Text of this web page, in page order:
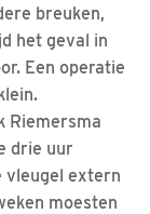
breuken,
het geval in
Een operatie
Riemersma
drie uur
vleugel extern
moesten